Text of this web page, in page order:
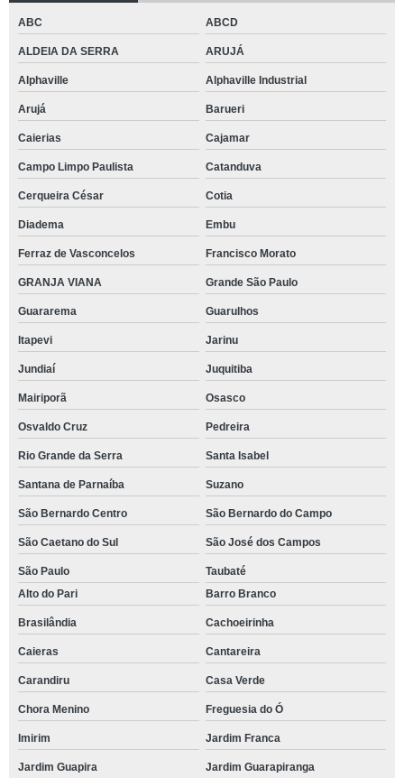
ABC ABCD
ALDEIA DA SERRA ARUJÁ
Alphaville Alphaville Industrial
Arujá Barueri
Caierias Cajamar
Campo Limpo Paulista Catanduva
Cerqueira César Cotia
Diadema Embu
Ferraz de Vasconcelos Francisco Morato
GRANJA VIANA Grande São Paulo
Guararema Guarulhos
Itapevi Jarinu
Jundiaí Juquitiba
Mairiporã Osasco
Osvaldo Cruz Pedreira
Rio Grande da Serra Santa Isabel
Santana de Parnaíba Suzano
São Bernardo Centro São Bernardo do Campo
São Caetano do Sul São José dos Campos
São Paulo
Taubaté
Alto do Pari
Barro Branco
Brasilândia Cachoeirinha
Caieras Cantareira
Carandiru Casa Verde
Chora Menino Freguesia do Ó
Imirim Jardim Franca
Jardim Guapira Jardim Guarapiranga